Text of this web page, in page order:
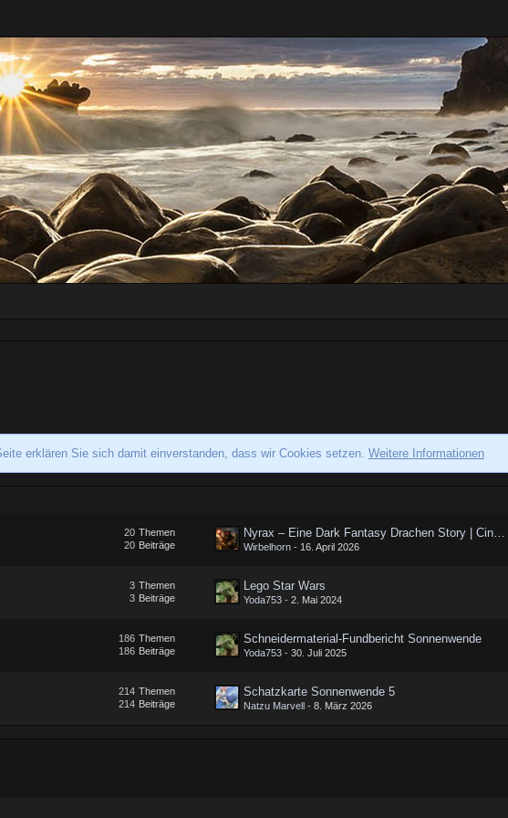
erklären Sie sich damit einverstanden, dass wir Cookies setzen. Weitere Informationen
Themen
20
Beiträge
20
Nyrax – Eine Dark Fantasy Drachen Story | Cinematic Music Video
Wirbelhorn - 16. April 2026
Themen
3
Beiträge
3
Lego Star Wars
Yoda753 -2. Mai 2024
Themen
186
Beiträge
186
Schneidermaterial-Fundbericht Sonnenwende
Yoda753 -30. Juli 2025
Themen
214
Beiträge
214
Schatzkarte Sonnenwende 5
Natzu Marvell -8. März 2026